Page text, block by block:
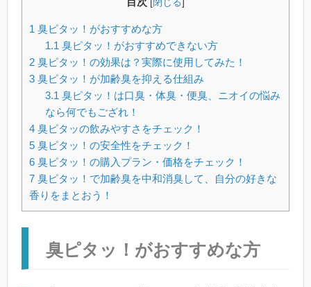
[閉じる]
1 臭ピタッ！がおすすめな方
1.1臭ピタッ！がおすすめできない方
2 臭ピタッ！の効果は？実際に使用してみた！
3 臭ピタッ！が加齢臭を抑える仕組み
3.1臭ピタッ！は口臭・体臭・便臭、ニオイの悩み
なら何でもござれ！
4 臭ピタッの飲みやすさをチェック！
5 臭ピタッ！の安全性をチェック！
6 臭ピタッ！の購入プラン・価格をチェック！
7 臭ピタッ！で加齢臭を中和消臭して、自分の好きな
香りをまとおう！
臭ピタッ！がおすすめな方